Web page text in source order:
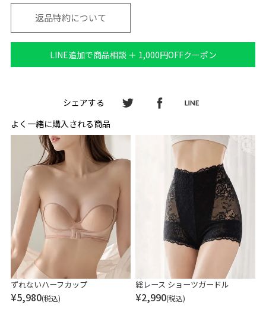
返品特約について
LINE追加で商品相談 ＋ 1,000円OFFクーポン
シェアする
よく一緒に購入される商品
ずれないハーフカップ
¥5,980(税込)
総レース ショーツガードル
¥2,990(税込)